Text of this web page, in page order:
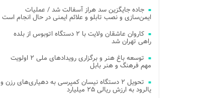
جاده جایگزین سد هراز آسفالت شد / عملیات
ایمن‌سازی و نصب تابلو و علائم ایمنی در حال انجام است
کاروان عاشقان ولایت با ۲ دستگاه اتوبوس از بلده
راهی تهران شد
توسعه باغ هنر و برگزاری رویدادهای ملی ۲ اولویت
مهم فرهنگ و هنر بابل
تحویل ۲ دستگاه نیسان کمپرسی به دهیاری‌های رزن و
یالرود به ارزش ریالی ۲۵ میلیارد